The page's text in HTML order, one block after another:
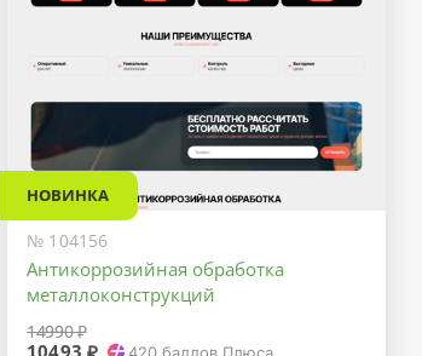
НОВИНКА
№ 104156
Антикоррозийная обработка
металлоконструкций
14990 ₽